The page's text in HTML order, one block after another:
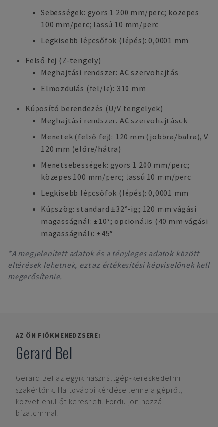
Sebességek: gyors 1 200 mm/perc; közepes
100 mm/perc; lassú 10 mm/perc
Legkisebb lépcsőfok (lépés): 0,0001 mm
Felső fej (Z-tengely)
Meghajtási rendszer: AC szervohajtás
Elmozdulás (fel/le): 310 mm
Kúposító berendezés (U/V tengelyek)
Meghajtási rendszer: AC szervohajtások
Menetek (felső fej): 120 mm (jobbra/balra), V
120 mm (előre/hátra)
Menetsebességek: gyors 1 200 mm/perc;
közepes 100 mm/perc; lassú 10 mm/perc
Legkisebb lépcsőfok (lépés): 0,0001 mm
Kúpszög: standard ±32°-ig; 120 mm vágási
magasságnál: ±10°; opcionális (40 mm vágási
magasságnál): ±45°
*A megjelenített adatok és a tényleges adatok között
eltérések lehetnek, ezt az értékesítési képviselőnek kell
megerősítenie.
AZ ÖN FIÓKMENEDZSERE:
Gerard Bel
Gerard Bel az egyik használtgép-kereskedelmi
szakértőnk. Ha további kérdése lenne a gépről,
közvetlenül őt keresheti. Forduljon hozzá
bizalommal.